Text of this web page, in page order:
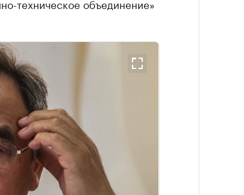
техническое объединение»